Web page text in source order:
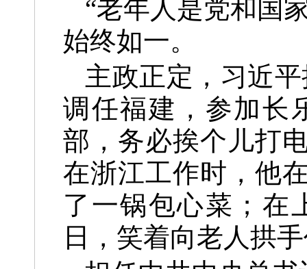
“老年人是党和国
始终如一。
主政正定，习近
调任福建，参加长
部，务必挨个儿打
在浙江工作时，他
了一锅包心菜；在
日，笑着向老人拱